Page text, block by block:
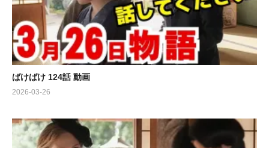
ばけばけ 124話 動画
2026-03-26